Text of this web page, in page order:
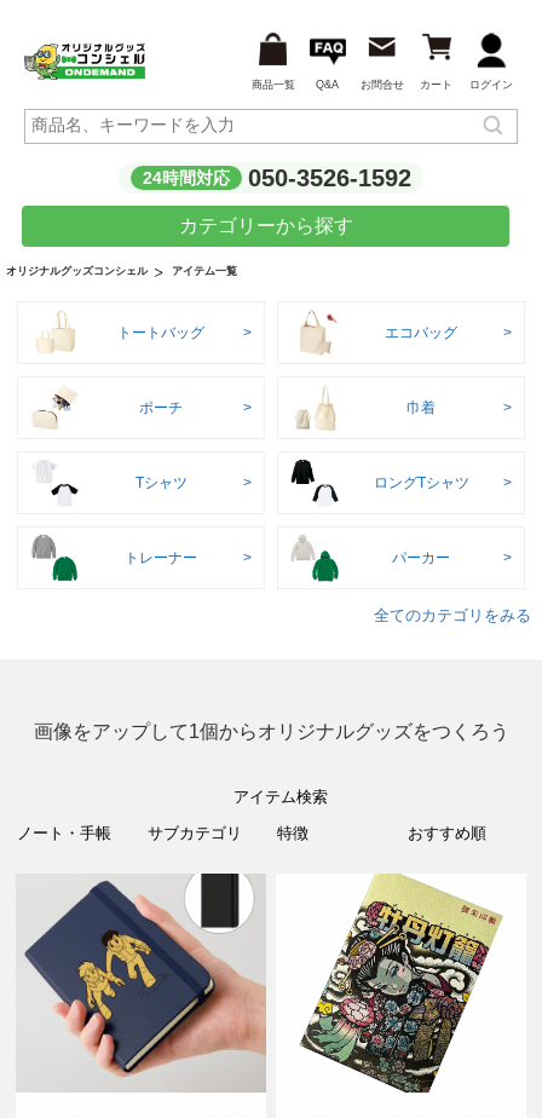
商品一覧 Q&A お問合せ カート ログイン
24時間対応 050-3526-1592
カテゴリーから探す
オリジナルグッズコンシェル アイテム一覧
トートバッグ エコバッグ
ポーチ 巾着
Tシャツ ロングTシャツ
トレーナー パーカー
全てのカテゴリをみる
画像をアップして1個からオリジナルグッズをつくろう
アイテム検索